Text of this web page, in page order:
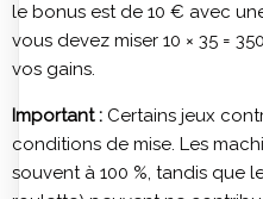
le bonus est de 10 € avec
vous devez miser 10 × 35 =
vos gains.
Important : Certains jeux
conditions de mise. Les
souvent à 100 %, tandis que